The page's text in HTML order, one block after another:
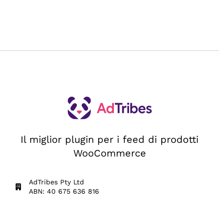
Il miglior plugin per i feed di prodotti
WooCommerce
AdTribes Pty Ltd
ABN: 40 675 636 816